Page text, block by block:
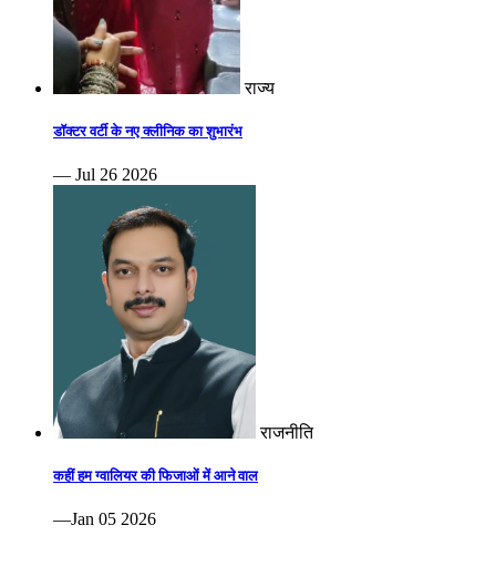
राज्य
डॉक्टर वर्टी के नए क्लीनिक का शुभारंभ
— Jul 26 2026
राजनीति
कहीं हम ग्वालियर की फिजाओं में आने वाल
—Jan 05 2026